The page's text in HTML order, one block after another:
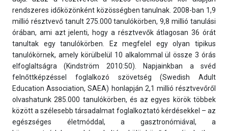
rendszeres időközönként közösségben tanulnak. 2008-ban 1,9
millió résztvevő tanult 275.000 tanulókörben, 9,8 millió tanulási
órában, ami azt jelenti, hogy a résztvevők átlagosan 36 órát
tanultak egy tanulókörben. Ez megfelel egy olyan tipikus
tanulókörnek, amely körülbelül 10 alkalommal ül össze 3 órás
elfoglaltságra (Kindström 2010:50). Napjainkban a svéd
felnőttképzéssel foglalkozó szövetség (Swedish Adult
Education Association, SAEA) honlapján 2,1 millió résztvevőről
olvashatunk 285.000 tanulókörben, és az egyes körök többek
között a szélesebb társadalmat foglalkoztató kérdésekkel – az
egészséges életmóddal, a gasztronómiával, a